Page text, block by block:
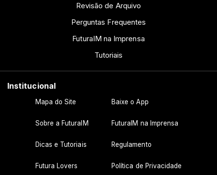
Revisão de Arquivo
Perguntas Frequentes
FuturaIM na Imprensa
Tutoriais
Institucional
Mapa do Site Baixe o App
Sobre a FuturaIM FuturaIM na Imprensa
Dicas e Tutoriais Regulamento
Futura Lovers Política de Privacidade